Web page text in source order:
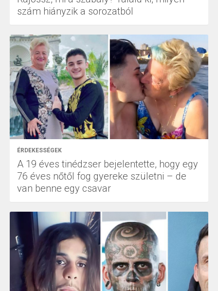
szám hiányzik a sorozatból
ÉRDEKESSÉGEK
A 19 éves tinédzser bejelentette, hogy egy
76 éves nőtől fog gyereke születni – de
van benne egy csavar